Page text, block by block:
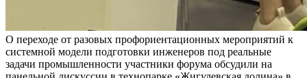
О переходе от разовых профориентационных мероприятий к
системной модели подготовки инженеров под реальные
задачи промышленности участники форума обсудили на